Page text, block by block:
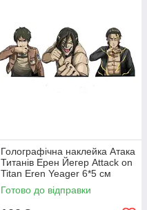
Голографічна наклейка Атака
Титанів Ерен Йегер Attack on
Titan Eren Yeager 6*5 см
Готово до відправки